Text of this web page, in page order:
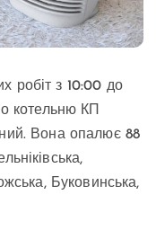
робіт з 10:00 до
котельню КП
Вона опалює 88
Буковинська,